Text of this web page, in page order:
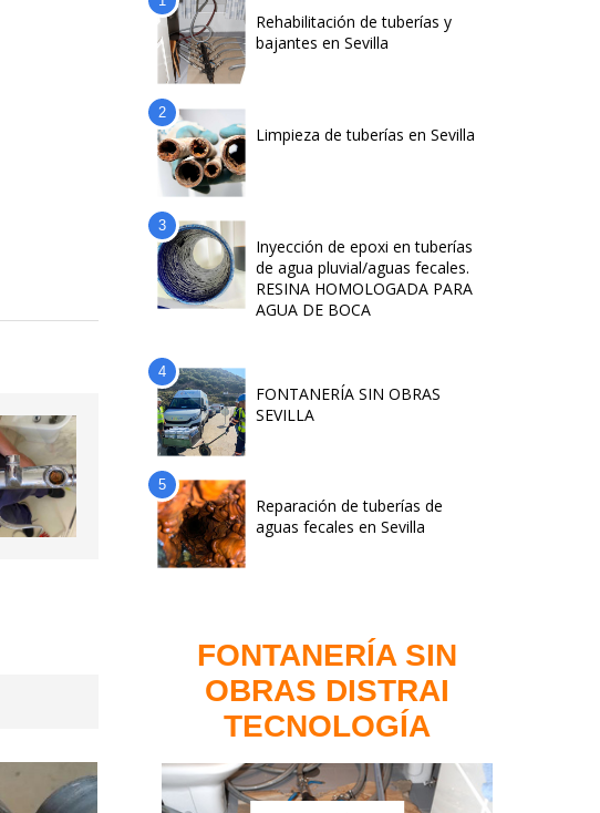
Rehabilitación de tuberías y
bajantes en Sevilla
Limpieza de tuberías en Sevilla
Inyección de epoxi en tuberías
de agua pluvial/aguas fecales.
RESINA HOMOLOGADA PARA
AGUA DE BOCA
FONTANERÍA SIN OBRAS
SEVILLA
Reparación de tuberías de
aguas fecales en Sevilla
FONTANERÍA SIN
OBRAS DISTRAI
TECNOLOGÍA